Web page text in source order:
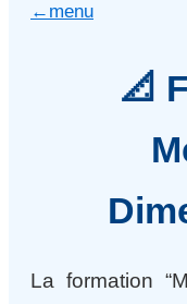
←menu
📐
La formation